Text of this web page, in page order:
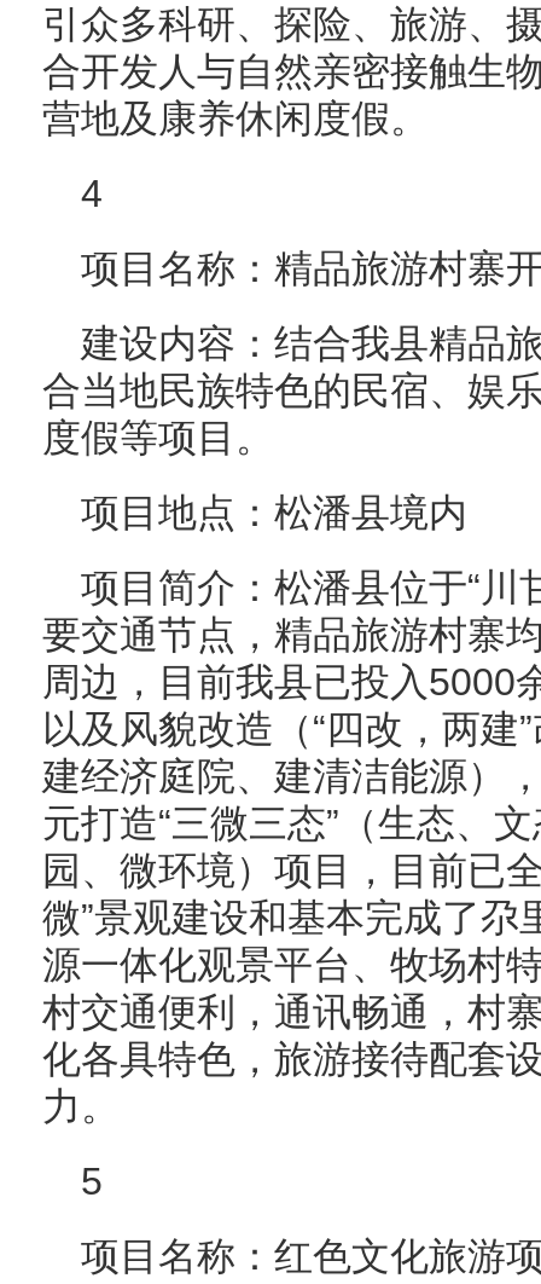
引众多科研、探险、旅游、
合开发人与自然亲密接触生
营地及康养休闲度假。
4
项目名称：精品旅游村寨
建设内容：结合我县精品
合当地民族特色的民宿、娱
度假等项目。
项目地点：松潘县境内
项目简介：松潘县位于“川
要交通节点，精品旅游村寨
周边，目前我县已投入5000
以及风貌改造（“四改，两
建经济庭院、建清洁能源）
元打造“三微三态”（生态、
园、微环境）项目，目前已
微”景观建设和基本完成了
源一体化观景平台、牧场村
村交通便利，通讯畅通，村
化各具特色，旅游接待配套
力。
5
项目名称：红色文化旅游